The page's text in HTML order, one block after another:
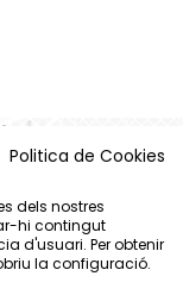
Politica de Cookies
dels nostres
hi contingut
d'usuari. Per obtenir
la configuració.